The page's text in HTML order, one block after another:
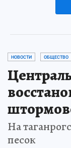
НОВОСТИ ОБЩЕСТВО
На
песок